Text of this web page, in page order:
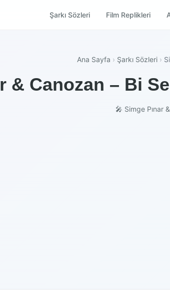
Şarkı Sözleri Film Replikleri
Ana Sayfa › Şarkı Sözleri ›
& Canozan – Bi
🎤 Simge Pınar